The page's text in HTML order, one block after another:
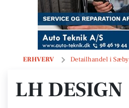
ERHVERV Detailhandel i Sæby
LH Design
LH DESIGN